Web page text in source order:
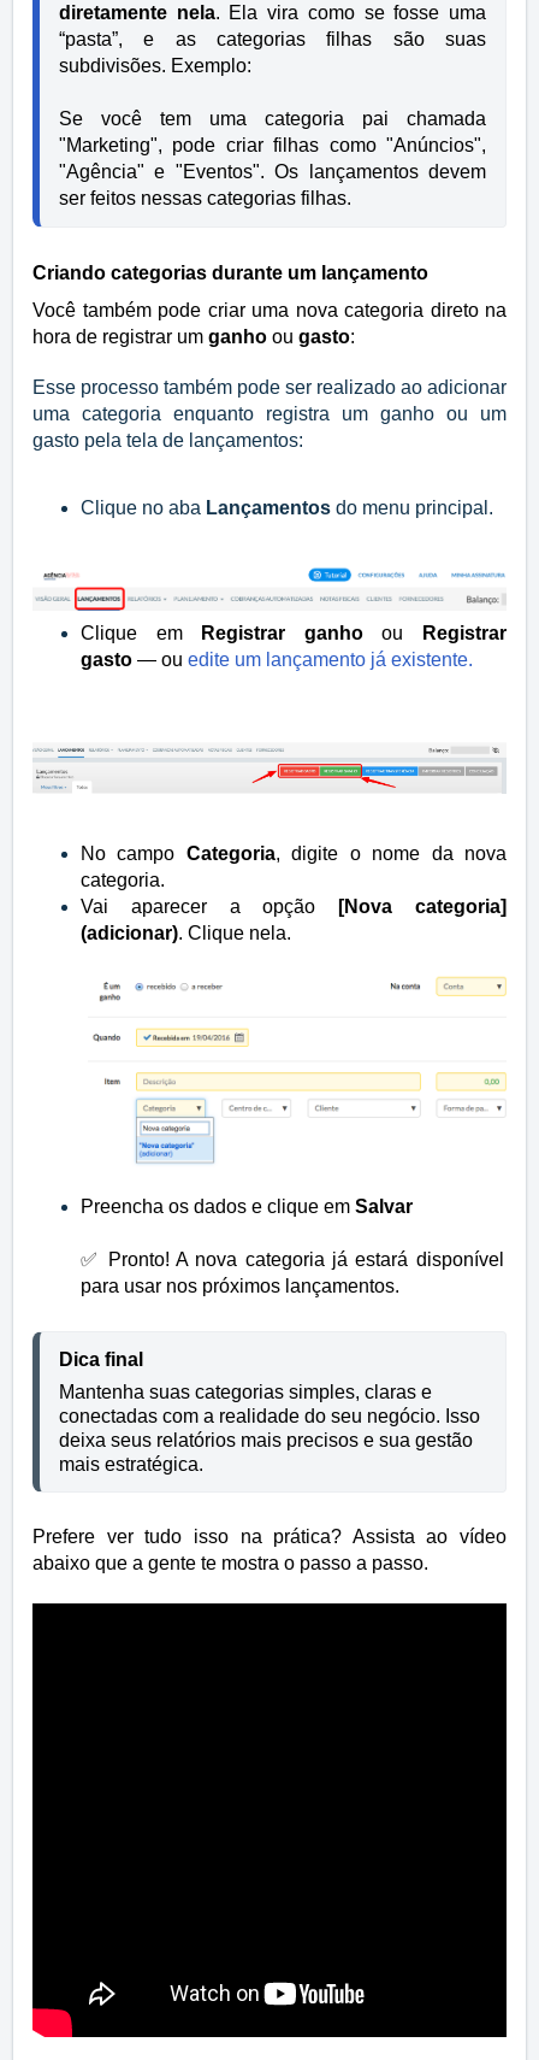
diretamente nela. Ela vira como se fosse uma
“pasta”, e as categorias filhas são suas
Se você tem uma categoria pai chamada
"Marketing", pode criar filhas como "Anúncios",
"Agência" e "Eventos". Os lançamentos devem
ser feitos nessas categorias filhas.
Criando categorias durante um lançamento
Você também pode criar uma nova categoria direto na
hora de registrar um ganho ou gasto:
Esse processo também pode ser realizado ao adicionar
uma categoria enquanto registra um ganho ou um
gasto pela tela de lançamentos:
Clique no aba Lançamentos do menu principal.
Clique em Registrar ganhoou
Registrar
gasto — ou edite um lançamento já existente.
No campo Categoria, digite o nome da nova
categoria.
Vai aparecer a opção
[Nova categoria]
(adicionar). Clique nela.
Preencha os dados e clique em Salvar
✅
Pronto! A nova categoria já estará disponível
para usar nos próximos lançamentos.
Dica final
Mantenha suas categorias simples, claras e
conectadas com a realidade do seu negócio. Isso
deixa seus relatórios mais precisos e sua gestão
mais estratégica.
Prefere ver tudo isso na prática? Assista ao vídeo
abaixo que a gente te mostra o passo a passo.